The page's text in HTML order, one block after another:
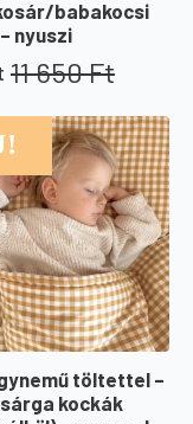
babakocsi
nyuszi
11 650Ft
töltettel –
kockák